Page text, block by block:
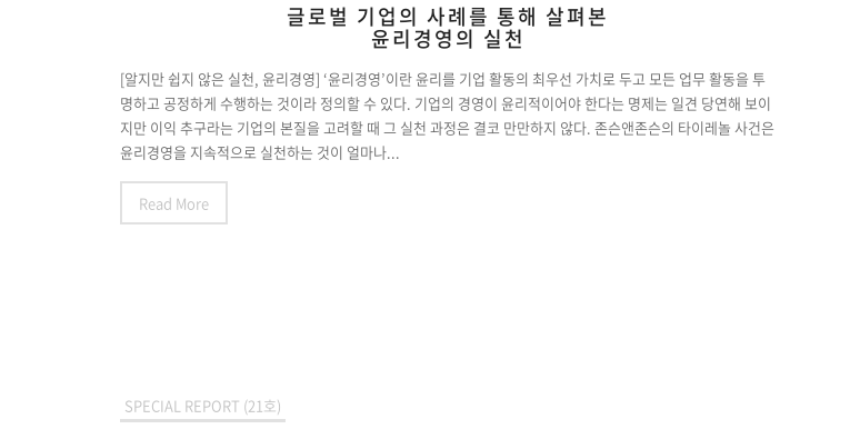
글로벌 기업의 사례를 통해 살펴본
윤리경영의 실천
[알지만 쉽지 않은 실천, 윤리경영] ‘윤리경영’이란 윤리를 기업 활동의 최우선 가치로 두고 모든 업무 활동을 투
명하고 공정하게 수행하는 것이라 정의할 수 있다. 기업의 경영이 윤리적이어야 한다는 명제는 일견 당연해 보이
지만 이익 추구라는 기업의 본질을 고려할 때 그 실천 과정은 결코 만만하지 않다. 존슨앤존슨의 타이레놀 사건은
윤리경영을 지속적으로 실천하는 것이 얼마나...
Read More
SPECIAL REPORT (21호)